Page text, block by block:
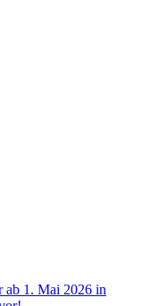
1. Mai 2026 in